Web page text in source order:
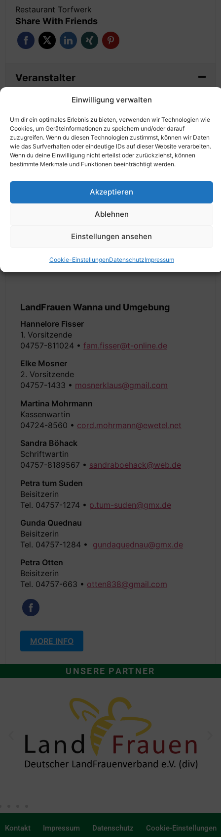
Einwilligung verwalten
Um dir ein optimales Erlebnis zu bieten, verwenden wir Technologien wie
Cookies, um Geräteinformationen zu speichern und/oder darauf
zuzugreifen. Wenn du diesen Technologien zustimmst, können wir Daten
wie das Surfverhalten oder eindeutige IDs auf dieser Website verarbeiten.
Wenn du deine Einwilligung nicht erteilst oder zurückziehst, können
bestimmte Merkmale und Funktionen beeinträchtigt werden.
Akzeptieren
Ablehnen
Einstellungen ansehen
Cookie-EinstellungenDatenschutzImpressum
Restaurant Torfwerk
Share With Friends
Veranstalter
LandFrauen Wanna und Umgebung
Hannelore Fisser
1. Vorsitzende
04757-811024 • fam.fisser@t-online.de
Elke Mosner
2. Vorsitzende
04757-1433 • mosnerklaus@gmail.com
Martina Mohrmann
Kassenwartin
04724-8560 • cord.mohrmann@ewetel.net
Sandra Böhack
Schriftwartin
04757-8189567 • sandraboehack@web.de
Petra tum Suden
Beisitzerin
Tel. 04757-1274 • p.tum-suden@gmx.de
Gunda Quednau
Beisitzerin
Tel. 04757-1284 • gundaquednau@gmx.de
Petra Otten
Beisitzerin
Tel. 04757-663 • otten838@gmail.com
MORE INFO
UNSERE PARTNER
Kontakt Impressum Datenschutz Cookie-Einstellungen